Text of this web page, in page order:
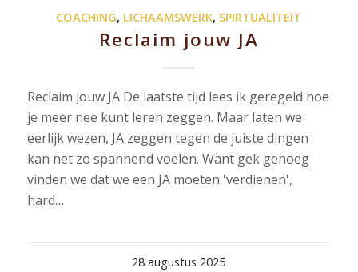
COACHING, LICHAAMSWERK, SPIRTUALITEIT
Reclaim jouw JA
Reclaim jouw JA De laatste tijd lees ik geregeld hoe
je meer nee kunt leren zeggen. Maar laten we
eerlijk wezen, JA zeggen tegen de juiste dingen
kan net zo spannend voelen. Want gek genoeg
vinden we dat we een JA moeten 'verdienen',
hard…
28 augustus 2025